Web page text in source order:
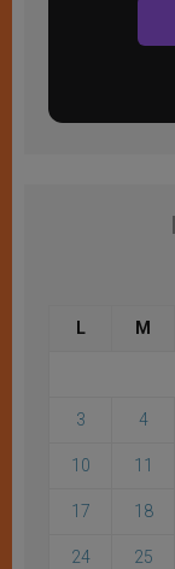
L M
3 4
10 11
17 18
24 25